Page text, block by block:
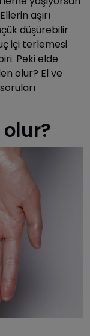
aşırı
düşürebilir
içi terlemesi
Peki elde
olur? El ve